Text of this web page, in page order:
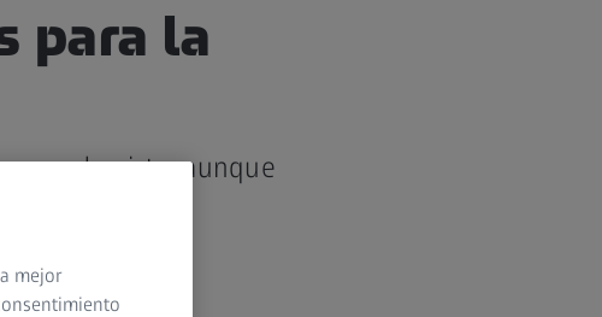
para la
para la vista, aunque
mejor